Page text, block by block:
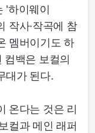
'하이웨이
작사·작곡에 참
멤버이기도 하
컴백은 보컬의
대가 된다.
온다는 것은 리
컬과 메인 래퍼